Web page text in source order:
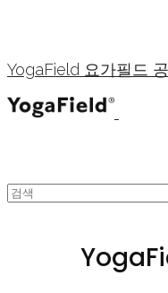
YogaField 요가필드